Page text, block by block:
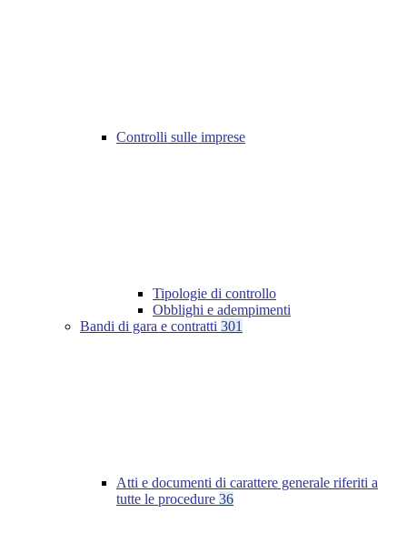
Controlli sulle imprese
Tipologie di controllo
Obblighi e adempimenti
Bandi di gara e contratti 301
Atti e documenti di carattere generale riferiti a
tutte le procedure 36